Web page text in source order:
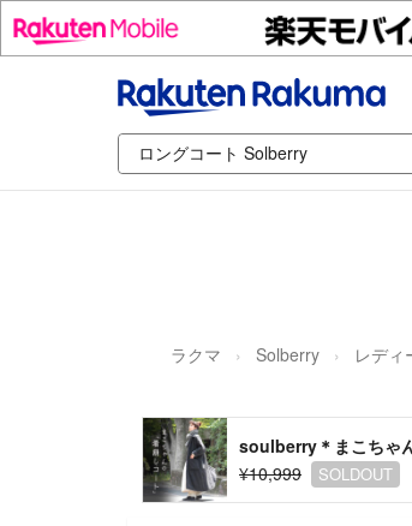
ラクマ Solberry レディ
soulberry＊まこちゃ
¥10,999
SOLDOUT